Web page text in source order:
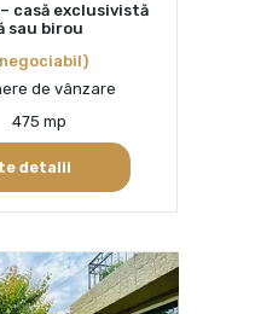
casă exclusivistă
sau birou
de vânzare
475 mp
detalii